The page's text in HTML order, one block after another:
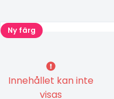
Innehållet kan inte
visas
Ny färg